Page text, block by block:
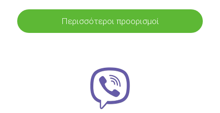
Περισσότεροι προορισμοί